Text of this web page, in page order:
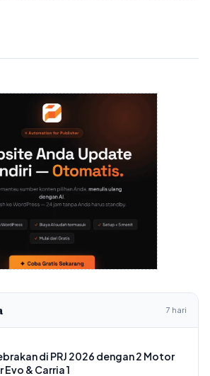
7 hari
di PRJ 2026 dengan 2 Motor
& Carria 1